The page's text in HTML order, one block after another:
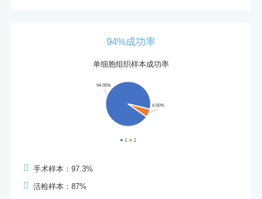
94%成功率
单细胞组织样本成功率
手术样本：97.3%
活检样本：87%